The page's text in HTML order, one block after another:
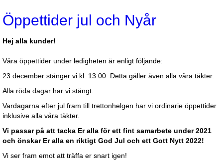
Öppettider jul och Nyår
Hej alla kunder!
Våra öppettider under ledigheten är enligt följande:
23 december stänger vi kl. 13.00. Detta gäller även alla våra täkter.
Alla röda dagar har vi stängt.
Vardagarna efter jul fram till trettonhelgen har vi ordinarie öppettider
inklusive alla våra täkter.
Vi passar på att tacka Er alla för ett fint samarbete under 2021
och önskar Er alla en riktigt God Jul och ett Gott Nytt 2022!
Vi ser fram emot att träffa er snart igen!